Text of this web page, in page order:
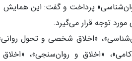
پرداخت و گفت: این همایش
توجه قرار می‌گیرد.
«اخلاق شخصی و تحول
«اخلاق و روان‌سنجی»،